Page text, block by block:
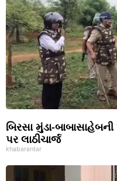
બિરસા મુંડા-
પર લાઠીચાર્જ
khabarantar